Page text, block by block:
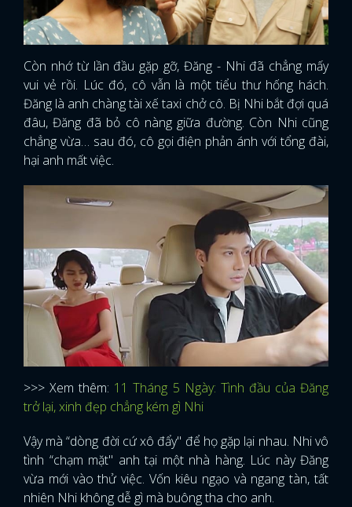
Còn nhớ từ lần đầu gặp gỡ, Đăng - Nhi đã chẳng mấy
vui vẻ rồi. Lúc đó, cô vẫn là một tiểu thư hống hách.
Đăng là anh chàng tài xế taxi chở cô. Bị Nhi bắt đợi quá
đâu, Đăng đã bỏ cô nàng giữa đường. Còn Nhi cũng
chẳng vừa… sau đó, cô gọi điện phản ánh với tổng đài,
hại anh mất việc.
>>> Xem thêm: 11 Tháng 5 Ngày: Tình đầu của Đăng
trở lại, xinh đẹp chẳng kém gì Nhi
Vậy mà “dòng đời cứ xô đẩy" để họ gặp lại nhau. Nhi vô
tình “chạm mặt" anh tại một nhà hàng. Lúc này Đăng
vừa mới vào thử việc. Vốn kiêu ngạo và ngang tàn, tất
nhiên Nhi không dễ gì mà buông tha cho anh.